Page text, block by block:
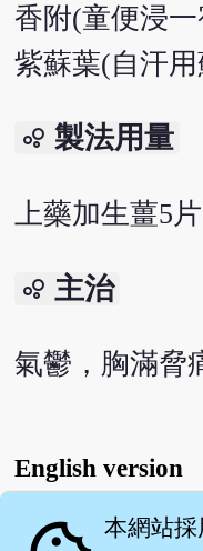
香附(童便浸
紫蘇葉(自汗
bubble_chart 製法用量
上藥加生薑5片
bubble_chart 主治
氣鬱，胸滿脅
English version
本網站採